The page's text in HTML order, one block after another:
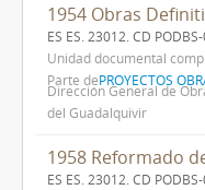
1954 Obras
ES ES. 23012. CD
Unidad documental
Parte dePROYECTOS
Dirección General de
del Guadalquivir
1958 Reformado
ES ES. 23012. CD